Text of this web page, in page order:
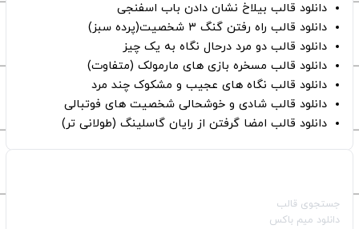
دانلود قالب بیلاخ نشان دادن باب اسفنجی
دانلود قالب راه رفتن گنگ ۳ شخصیت(پرده سبز)
دانلود قالب دو مرد درحال نگاه به یک چیز
دانلود قالب مسخره بازی های مارمولک (متفاوت)
دانلود قالب نگاه های عجیب و مشکوک چند مرد
دانلود قالب شادی و خوشحالی شخصیت های فوتبالی
دانلود قالب امضا گرفتن از رایان گاسلینگ (طولانی تر)
جستجوی قالب
دانلود میم باکس